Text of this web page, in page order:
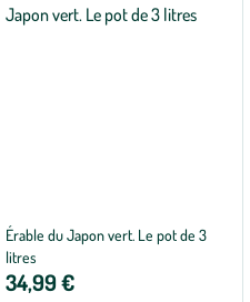
Érable du Japon vert. Le pot de 3
litres
34,99 €